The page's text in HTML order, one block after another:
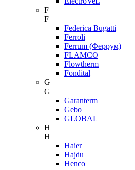
F
F
Federica Bugatti
Ferroli
Ferrum (Феррум)
FLAMCO
Flowtherm
Fondital
G
G
Garanterm
Gebo
GLOBAL
H
H
Haier
Hajdu
Henco